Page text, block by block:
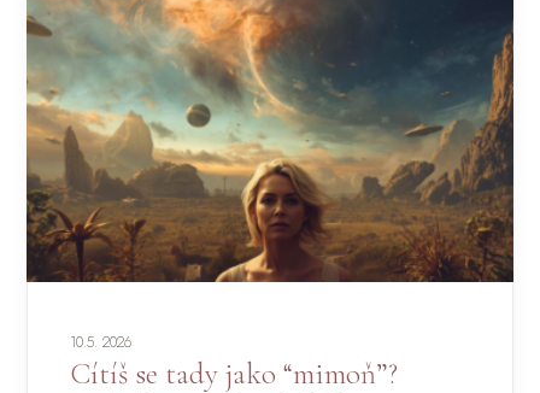
10.5. 2026
Cítíš se tady jako “mimoň”?